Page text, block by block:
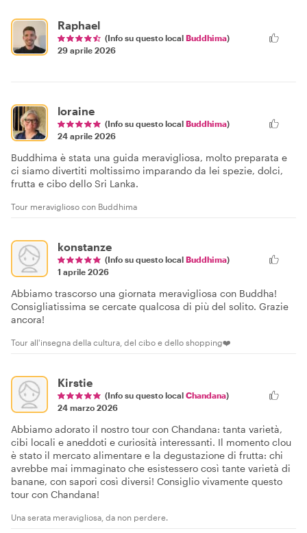
Raphael
(Info su questo local Buddhima)
29 aprile 2026
loraine
(Info su questo local Buddhima)
24 aprile 2026
Buddhima è stata una guida meravigliosa, molto preparata e
ci siamo divertiti moltissimo imparando da lei spezie, dolci,
frutta e cibo dello Sri Lanka.
Tour meraviglioso con Buddhima
konstanze
(Info su questo local Buddhima)
1 aprile 2026
Abbiamo trascorso una giornata meravigliosa con Buddha!
Consigliatissima se cercate qualcosa di più del solito. Grazie
ancora!
Tour all'insegna della cultura, del cibo e dello shopping❤️
Kirstie
(Info su questo local Chandana)
24 marzo 2026
Abbiamo adorato il nostro tour con Chandana: tanta varietà,
cibi locali e aneddoti e curiosità interessanti. Il momento clou
è stato il mercato alimentare e la degustazione di frutta: chi
avrebbe mai immaginato che esistessero così tante varietà di
banane, con sapori così diversi! Consiglio vivamente questo
tour con Chandana!
Una serata meravigliosa, da non perdere.